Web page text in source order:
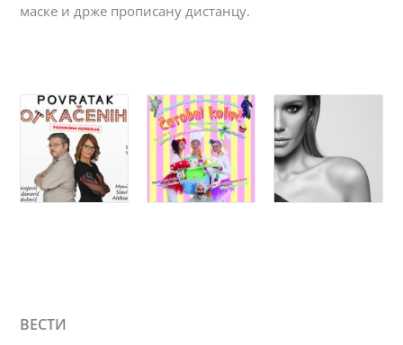
маске и држе прописану дистанцу.
ВЕСТИ